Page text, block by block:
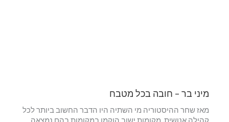
מיני בר – חובה בכל מטבח
מאז שחר ההיסטוריה מי השתיה היו הדבר החשוב ביותר לכל